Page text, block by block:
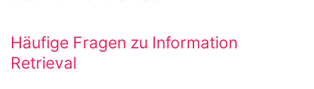
Häufige Fragen zu Information
Retrieval